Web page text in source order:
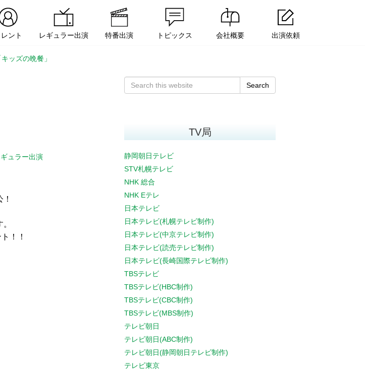
レント レギュラー出演 特番出演 トピックス 会社概要 出演依頼
ッズの晩餐」
ギュラー出演
！！
Search
TV局
静岡朝日テレビ
STV札幌テレビ
NHK 総合
NHK Eテレ
日本テレビ
日本テレビ(札幌テレビ制作)
日本テレビ(中京テレビ制作)
日本テレビ(読売テレビ制作)
日本テレビ(長崎国際テレビ制作)
TBSテレビ
TBSテレビ(HBC制作)
TBSテレビ(CBC制作)
TBSテレビ(MBS制作)
テレビ朝日
テレビ朝日(ABC制作)
テレビ朝日(静岡朝日テレビ制作)
テレビ東京